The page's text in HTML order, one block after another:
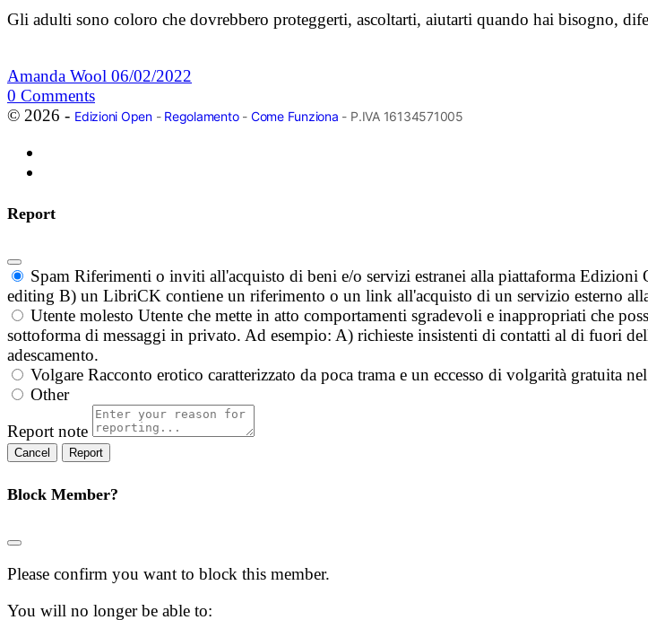
Gli adulti sono coloro che dovrebbero proteggerti, ascoltarti, aiutarti quando hai bisogno,
Amanda Wool 06/02/2022
0 Comments
© 2026 - Edizioni Open- Regolamento- Come Funziona - P.IVA 16134571005
Report
Spam Riferimenti o inviti all'acquisto di beni e/o servizi estranei alla piattaforma
editing B) un LibriCK contiene un riferimento o un link all'acquisto di un servizio esterno
Utente molesto Utente che mette in atto comportamenti sgradevoli e inappropriati che
sottoforma di messaggi in privato. Ad esempio: A) richieste insistenti di contatti al di fuori
adescamento.
Volgare Racconto erotico caratterizzato da poca trama e un eccesso di volgarità gratuita
Other
Report note
Report
Block Member?
Please confirm you want to block this member.
You will no longer be able to: